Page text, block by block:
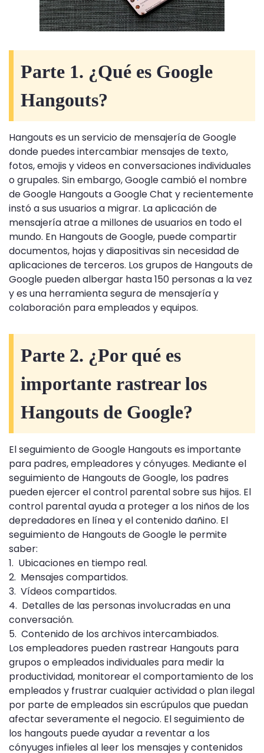
Parte 1. ¿Qué es Google
Hangouts?
Hangouts es un servicio de mensajería de Google
donde puedes intercambiar mensajes de texto,
fotos, emojis y videos en conversaciones individuales
o grupales. Sin embargo, Google cambió el nombre
de Google Hangouts a Google Chat y recientemente
instó a sus usuarios a migrar. La aplicación de
mensajería atrae a millones de usuarios en todo el
mundo. En Hangouts de Google, puede compartir
documentos, hojas y diapositivas sin necesidad de
aplicaciones de terceros. Los grupos de Hangouts de
Google pueden albergar hasta 150 personas a la vez
y es una herramienta segura de mensajería y
colaboración para empleados y equipos.
Parte 2. ¿Por qué es
importante rastrear los
Hangouts de Google?
El seguimiento de Google Hangouts es importante
para padres, empleadores y cónyuges. Mediante el
seguimiento de Hangouts de Google, los padres
pueden ejercer el control parental sobre sus hijos. El
control parental ayuda a proteger a los niños de los
depredadores en línea y el contenido dañino. El
seguimiento de Hangouts de Google le permite
saber:
1. Ubicaciones en tiempo real.
2. Mensajes compartidos.
3. Vídeos compartidos.
4. Detalles de las personas involucradas en una
conversación.
5. Contenido de los archivos intercambiados.
Los empleadores pueden rastrear Hangouts para
grupos o empleados individuales para medir la
productividad, monitorear el comportamiento de los
empleados y frustrar cualquier actividad o plan ilegal
por parte de empleados sin escrúpulos que puedan
afectar severamente el negocio. El seguimiento de
los hangouts puede ayudar a reventar a los
cónyuges infieles al leer los mensajes y contenidos